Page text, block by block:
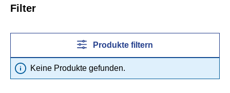
Filter
Produkte filtern
Keine Produkte gefunden.